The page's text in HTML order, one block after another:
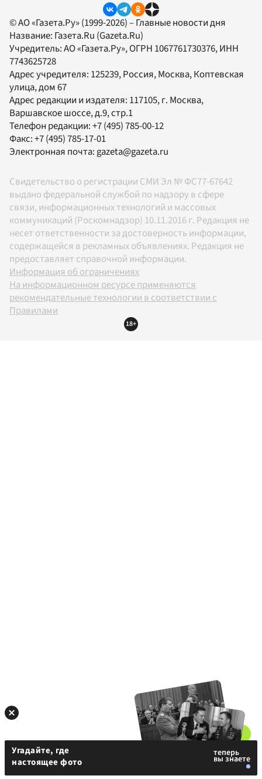
© АО «Газета.Ру» (1999-2026) – Главные новости дня
Название: Газета.Ru (Gazeta.Ru)
Учредитель:АО «Газета.Ру», ОГРН 1067761730376, ИНН
7743625728
Адрес учредителя: 125239, Россия, Москва, Коптевская
улица, дом 67
Адрес редакции и издателя: 117105, г. Москва,
Варшавское шоссе, д.9, стр.1
Телефон редакции:+7 (495) 785-00-12
Факс:+7 (495) 785-17-01
Электронная почта:gazeta@gazeta.ru
Свидетельство о регистрации СМИ Эл № ФС77-67642
выдано федеральной службой по надзору в сфере
связи, информационных технологий и массовых
коммуникаций (Роскомнадзор) 10.11.2016 г. Редакция не
несет ответственности за достоверность информации,
содержащейся в рекламных объявлениях. Редакция не
предоставляет справочной информации.
Информация об ограничениях
На информационном ресурсе применяются
рекомендательные технологии в соответствии с
Правилами
18+
Угадайте, где
настоящее фото